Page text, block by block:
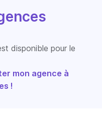
disponible pour le
mon agence à
!